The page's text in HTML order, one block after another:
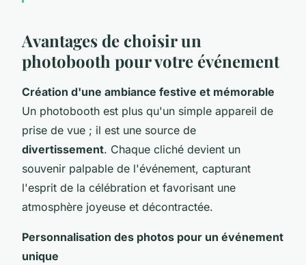
Avantages de choisir un
photobooth pour votre événement
Création d'une ambiance festive et mémorable
Un photobooth est plus qu'un simple appareil de
prise de vue ; il est une source de
divertissement. Chaque cliché devient un
souvenir palpable de l'événement, capturant
l'esprit de la célébration et favorisant une
atmosphère joyeuse et décontractée.
Personnalisation des photos pour un événement
unique